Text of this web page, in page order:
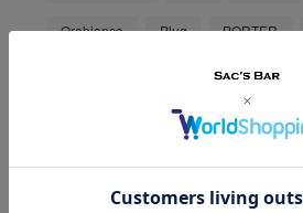
Orobianco Plug PORTER
SUBARU
エコレジバッグ
ケスクルデザイン コラボ商品